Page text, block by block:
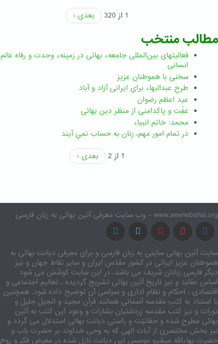
1 از 320
بعدی ›
مطالب منتخب
فعالیتهای بین‌المللی جامعهء بهائی در زمینهء وحدت و رفاه عالم
انسانی
سخنی با هموطنان عزیز
طرحِ عبدالبهاء برایِ ایرانی آزاد و آباد
عید اعظم رضوان
عفّت و پاکدامنی از منظر دین بهائی
محمد: خاتم انبیاء
در تمام امور مهم،‌ زنان به حساب نمي آيند
1 از 2
بعدی ›
www.aeenebahai.org - وب سایت معرفی آئین بهائی به زبان فارسی
سایت آئین بهائی سایتی به زبان فارسی و برای معرفی دیانت بهائی به
هموطنان عزیز ایرانی در کشور مقدّس ایران و سایر نقاط جهان و نیز
دیگر فارسی زبانان شریف می باشد. در این سایت کوشش می شود
اساس عقاید و نیز تاریخ آئین بهائی تشریح گردیده ، تعالیم اجتماعی و
اقتصادی ، احکام و نظام اداری و سیاسی آن توضیح داده شود. همچنین
با استناد به کتب مقدسه آسمانی همانند قرآن مجید و انجیل جلیل و
تورات و نیز کتب مقدسه زردشتیان بشارات و وعود این کتب به آئین
بهائی مطرح شده و حقانیّت و راستی دیانت بهائی استدلال می گردد و
نیز بخش مختصری از آیات الهی که به وحی خداوند بر حضرت باب و
حضرت بهاءالله مبشرو موسس این دیانت نازل شده در معرض فکر و روح